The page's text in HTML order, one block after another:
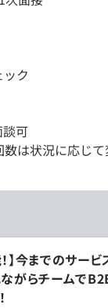
ク
談可
は状況に応じ
】今までのサー
がらチームで